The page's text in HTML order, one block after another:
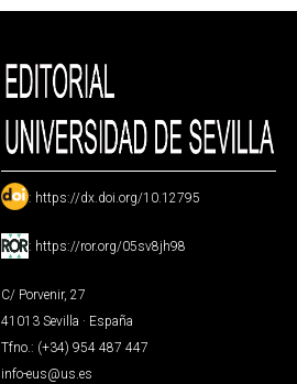
: https://dx.doi.org/10.12795
: https://ror.org/05sv8jh98
C/ Porvenir, 27
41013 Sevilla · España
Tfno.: (+34) 954 487 447
info-eus@us.es